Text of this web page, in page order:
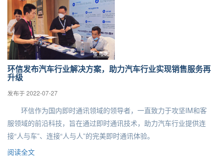
环信发布汽车行业解决方案，助力汽车行业实现销售服务再
升级
发布于 2022-07-27
环信作为国内即时通讯领域的领导者，一直致力于攻坚IM和客
服领域的前沿科技，旨在通过即时通讯技术，助力汽车行业提供连
接“人与车”、连接“人与人”的完美即时通讯体验。
阅读全文
提交
登录即时通讯云